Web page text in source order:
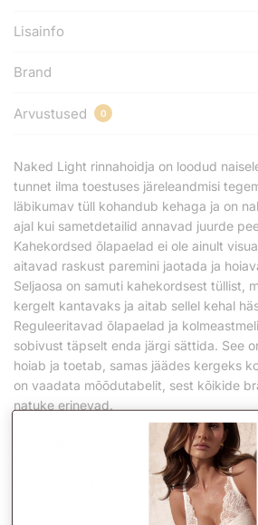
Lisainfo
Brand
Arvustused 0
Naked Light rinnahoidja on loodud
tunnet ilma toestuses järeleandmisi
läbikumav tüll kohandub kehaga ja on
ajal kui sametdetailid annavad juurde
Kahekordsed õlapaelad ei ole ainult
aitavad raskust paremini jaotada ja
Seljaosa on samuti kahekordsest tüllist,
kergelt kantavaks ja aitab sellel kehal
Reguleeritavad õlapaelad ja
sobivust täpselt enda järgi sättida. See
hoiab ja toetab, samas jäädes kergeks
on vaadata mõõdutabelit, sest kõikide
natuke erinevad.
Kui otsid rinnahoidjat, mis annab hea
ega jäik, siis see mudel teeb oma töö ära.
igapäevaseks kandmiseks, kui tahad, et